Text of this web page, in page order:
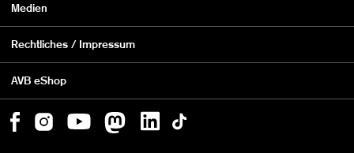
Medien
Rechtliches / Impressum
AVB eShop